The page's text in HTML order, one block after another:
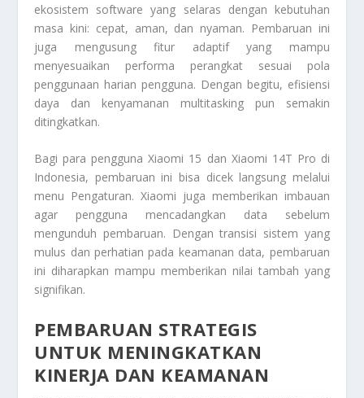
ekosistem software yang selaras dengan kebutuhan
masa kini: cepat, aman, dan nyaman. Pembaruan ini
juga mengusung fitur adaptif yang mampu
menyesuaikan performa perangkat sesuai pola
penggunaan harian pengguna. Dengan begitu, efisiensi
daya dan kenyamanan multitasking pun semakin
ditingkatkan.
Bagi para pengguna Xiaomi 15 dan Xiaomi 14T Pro di
Indonesia, pembaruan ini bisa dicek langsung melalui
menu Pengaturan. Xiaomi juga memberikan imbauan
agar pengguna mencadangkan data sebelum
mengunduh pembaruan. Dengan transisi sistem yang
mulus dan perhatian pada keamanan data, pembaruan
ini diharapkan mampu memberikan nilai tambah yang
signifikan.
PEMBARUAN STRATEGIS
UNTUK MENINGKATKAN
KINERJA DAN KEAMANAN